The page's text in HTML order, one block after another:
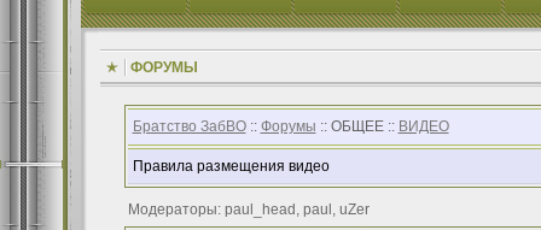
ФОРУМЫ
Братство ЗабВО:: Форумы :: ОБЩЕЕ :: ВИДЕО
Правила размещения видео
Модераторы: paul_head, paul, uZer